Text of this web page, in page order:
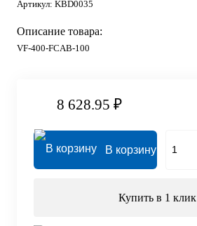
Артикул: KBD0035
Описание товара:
VF-400-FCAB-100
8 628.95 ₽
В корзину
Купить в 1 клик